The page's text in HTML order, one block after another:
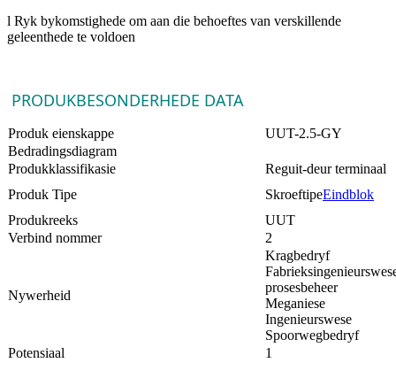
l Ryk bykomstighede om aan die behoeftes van verskillende
geleenthede te voldoen
PRODUKBESONDERHEDE DATA
Produk eienskappe
UUT-2.5-GY
Bedradingsdiagram
Produkklassifikasie
Reguit-deur terminaal
Produk Tipe
SkroeftipeEindblok
Produkreeks
UUT
Verbind nommer
2
Nywerheid
Kragbedryf
prosesbeheer
Meganiese
Ingenieurswese
Spoorwegbedryf
Potensiaal
1